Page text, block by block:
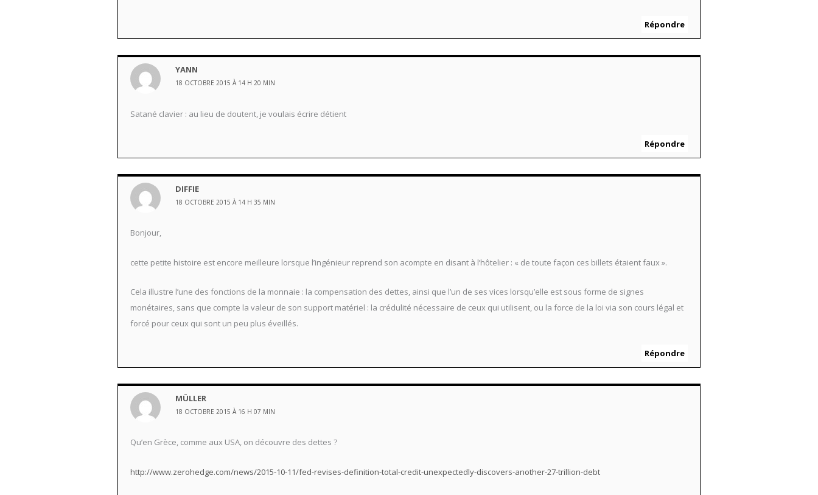
Répondre
YANN
18 OCTOBRE 2015 À 14 H 20 MIN
Satané clavier : au lieu de doutent, je voulais écrire détient
Répondre
DIFFIE
18 OCTOBRE 2015 À 14 H 35 MIN
Bonjour,
cette petite histoire est encore meilleure lorsque l’ingénieur reprend son acompte en disant à l’hôtelier : « de toute façon ces billets étaient faux ».
Cela illustre l’une des fonctions de la monnaie : la compensation des dettes, ainsi que l’un de ses vices lorsqu’elle est sous forme de signes
monétaires, sans que compte la valeur de son support matériel : la crédulité nécessaire de ceux qui utilisent, ou la force de la loi via son cours légal et
forcé pour ceux qui sont un peu plus éveillés.
Répondre
MÜLLER
18 OCTOBRE 2015 À 16 H 07 MIN
Qu’en Grèce, comme aux USA, on découvre des dettes ?
http://www.zerohedge.com/news/2015-10-11/fed-revises-definition-total-credit-unexpectedly-discovers-another-27-trillion-debt